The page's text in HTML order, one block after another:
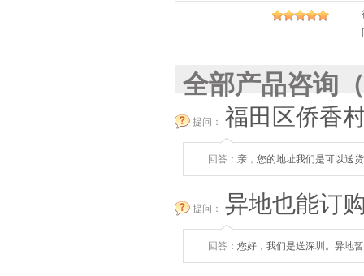
全部产品咨询
提问： 福田区侨香
回答： 亲，您的地址我们是可以送
提问： 异地也能订
回答： 您好，我们是送深圳。异地